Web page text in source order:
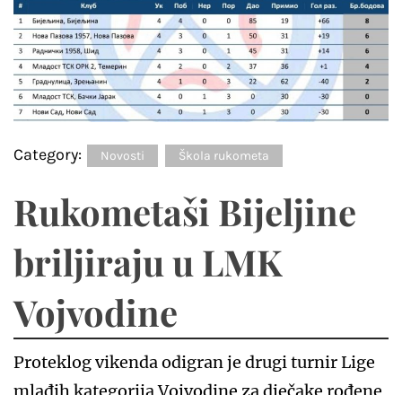
Category: Novosti Škola rukometa
Rukometaši Bijeljine
briljiraju u LMK
Vojvodine
Proteklog vikenda odigran je drugi turnir Lige
mlađih kategorija Vojvodine za dječake rođene